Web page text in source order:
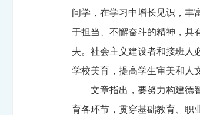
问学，在学习中增长见识，丰
于担当、不懈奋斗的精神，具
夫。社会主义建设者和接班人
学校美育，提高学生审美和人
文章指出，要努力构建德
育各环节，贯穿基础教育、职